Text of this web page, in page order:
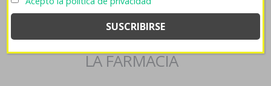
sulfatrim septra generic
SERVICIOS QUE OFRECEMOS EN
LA FARMACIA